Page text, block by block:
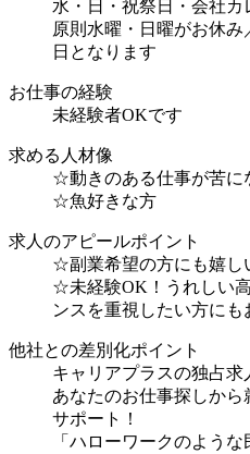
水・日・祝祭日・会社カ
原則水曜・日曜がお休
日となります
お仕事の経験
未経験者OKです
求める人材像
☆動きのある仕事が苦に
☆魚好きな方
求人のアピールポイント
☆副業希望の方にも嬉し
☆未経験OK！うれしい
ンスを重視したい方にも
他社との差別化ポイント
キャリアプラスの独占求
あなたのお仕事探しから
サポート！
「ハローワークのよう